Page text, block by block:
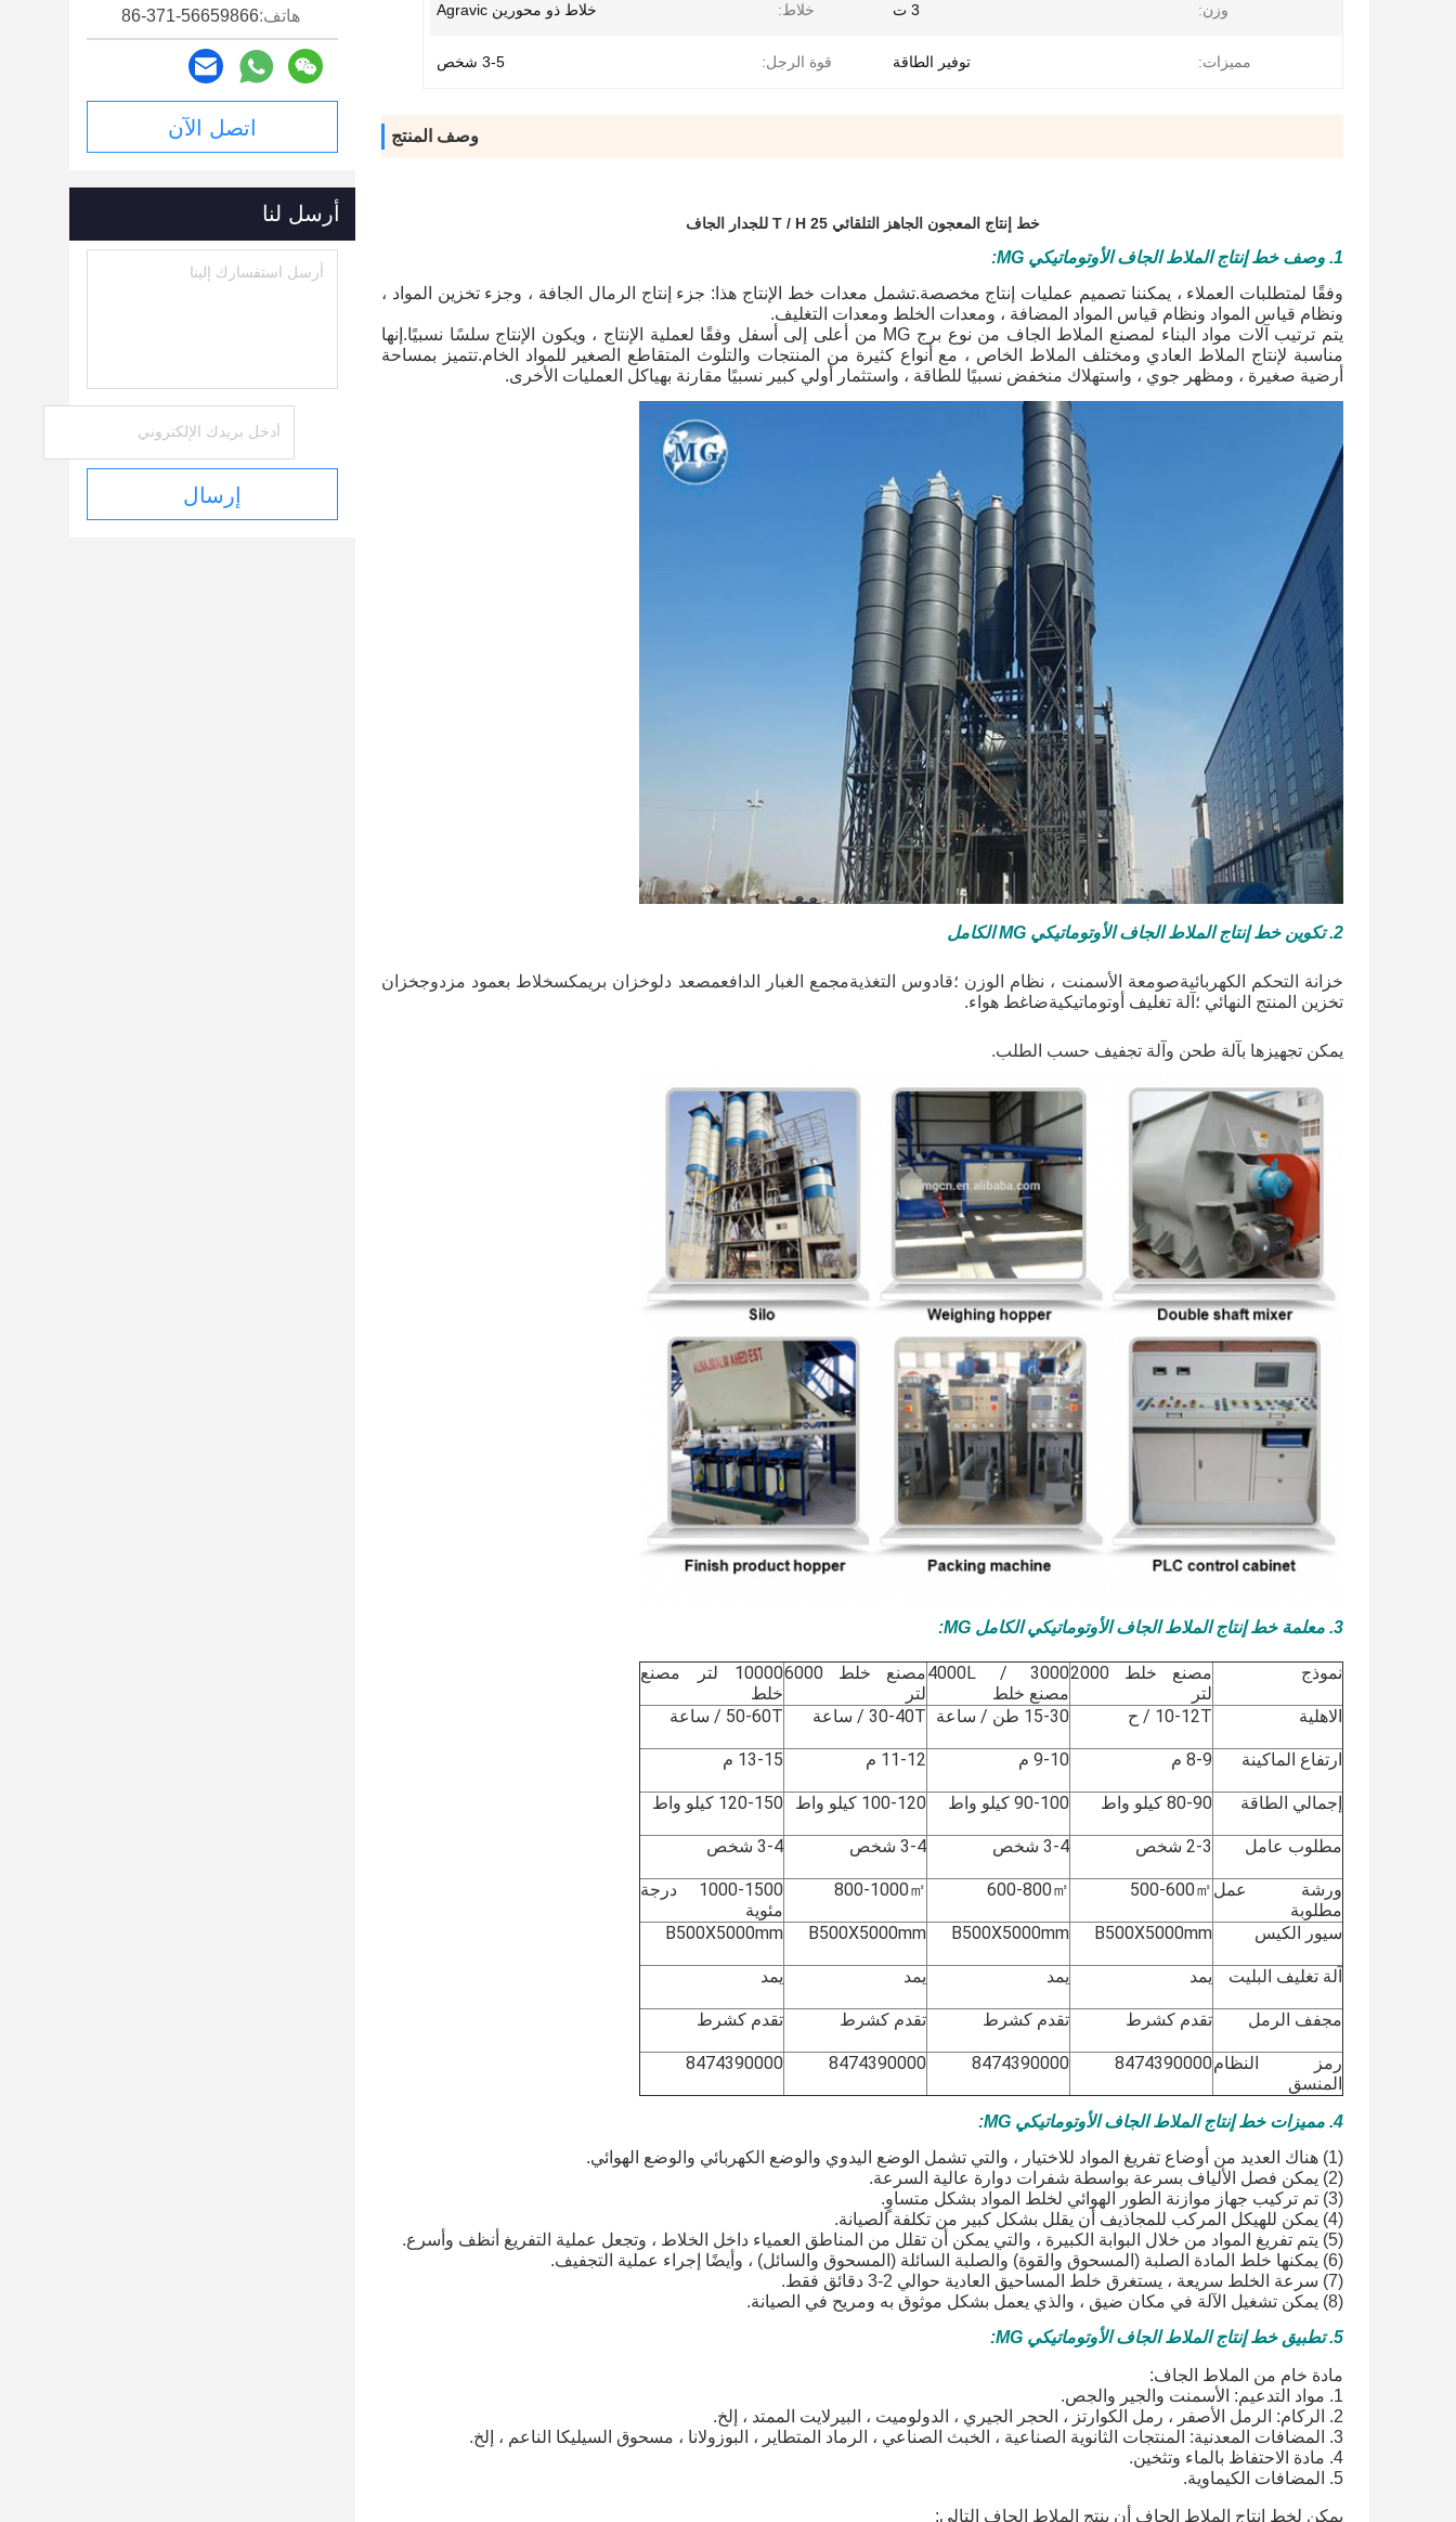
وزن: 3 ت خلاط: خلاط ذو محورين Agravic
مميزات: توفير الطاقة قوة الرجل: 3-5 شخص
وصف المنتج
خط إنتاج المعجون الجاهز التلقائي 25 T / H للجدار الجاف
1. وصف خط إنتاج الملاط الجاف الأوتوماتيكي MG
:
وفقًا لمتطلبات العملاء ، يمكننا تصميم عمليات إنتاج مخصصة.تشمل معدات خط الإنتاج هذا: جزء إنتاج الرمال الجافة ، وجزء تخزين المواد ،
ونظام قياس المواد ونظام قياس المواد المضافة ، ومعدات الخلط ومعدات التغليف.
يتم ترتيب آلات مواد البناء لمصنع الملاط الجاف من نوع برج MG من أعلى إلى أسفل وفقًا لعملية الإنتاج ، ويكون الإنتاج سلسًا نسبيًا.إنها
مناسبة لإنتاج الملاط العادي ومختلف الملاط الخاص ، مع أنواع كثيرة من المنتجات والتلوث المتقاطع الصغير للمواد الخام.تتميز بمساحة
أرضية صغيرة ، ومظهر جوي ، واستهلاك منخفض نسبيًا للطاقة ، واستثمار أولي كبير نسبيًا مقارنة بهياكل العمليات الأخرى.
2. تكوين خط إنتاج الملاط الجاف الأوتوماتيكي MG الكامل
خزانة التحكم الكهربائيةصومعة الأسمنت ، نظام الوزن ؛قادوس التغذيةمجمع الغبار الدافعمصعد دلوخزان بريمكسخلاط بعمود مزدوجخزان
تخزين المنتج النهائي ؛آلة تغليف أوتوماتيكيةضاغط هواء.
يمكن تجهيزها بآلة طحن وآلة تجفيف حسب الطلب.
3. معلمة خط إنتاج الملاط الجاف الأوتوماتيكي الكامل MG :
نموذج
مصنع خلط 2000
لتر
3000 / 4000L
مصنع خلط
مصنع خلط 6000
لتر
10000 لتر مصنع
خلط
الاهلية
10-12T / ح 15-30 طن / ساعة 30-40T / ساعة 50-60T / ساعة
ارتفاع الماكينة 8-9 م 9-10 م 11-12 م 13-15 م
إجمالي الطاقة 80-90 كيلو واط 90-100 كيلو واط 100-120 كيلو واط 120-150 كيلو واط
مطلوب عامل 2-3 شخص 3-4 شخص 3-4 شخص 3-4 شخص
ورشة عمل
مطلوبة
500-600㎡
600-800㎡
800-1000㎡
1000-1500 درجة
مئوية
سيور الكيس
B500X5000mm
B500X5000mm
B500X5000mm
B500X5000mm
آلة تغليف البليت يمد يمد يمد يمد
مجفف الرمل تقدم كشرط تقدم كشرط تقدم كشرط تقدم كشرط
رمز النظام
المنسق
8474390000
8474390000
8474390000
8474390000
4. مميزات خط إنتاج الملاط الجاف الأوتوماتيكي MG:
(1) هناك العديد من أوضاع تفريغ المواد للاختيار ، والتي تشمل الوضع اليدوي والوضع الكهربائي والوضع الهوائي.
(2) يمكن فصل الألياف بسرعة بواسطة شفرات دوارة عالية السرعة.
(3) تم تركيب جهاز موازنة الطور الهوائي لخلط المواد بشكل متساوٍ.
(4) يمكن للهيكل المركب للمجاذيف أن يقلل بشكل كبير من تكلفة الصيانة.
(5) يتم تفريغ المواد من خلال البوابة الكبيرة ، والتي يمكن أن تقلل من المناطق العمياء داخل الخلاط ، وتجعل عملية التفريغ أنظف وأسرع.
(6) يمكنها خلط المادة الصلبة (المسحوق والقوة) والصلبة السائلة (المسحوق والسائل) ، وأيضًا إجراء عملية التجفيف.
(7) سرعة الخلط سريعة ، يستغرق خلط المساحيق العادية حوالي 2-3 دقائق فقط.
(8) يمكن تشغيل الآلة في مكان ضيق ، والذي يعمل بشكل موثوق به ومريح في الصيانة.
5. تطبيق خط إنتاج الملاط الجاف الأوتوماتيكي MG:
مادة خام من الملاط الجاف:
1. مواد التدعيم: الأسمنت والجير والجص.
2. الركام: الرمل الأصفر ، رمل الكوارتز ، الحجر الجيري ، الدولوميت ، البيرلايت الممتد ، إلخ.
3. المضافات المعدنية: المنتجات الثانوية الصناعية ، الخبث الصناعي ، الرماد المتطاير ، البوزولانا ، مسحوق السيليكا الناعم ، إلخ.
4. مادة الاحتفاظ بالماء وتثخين.
5. المضافات الكيماوية.
يمكن لخط إنتاج الملاط الجاف أن ينتج الملاط الجاف التالي:
هاتف:86-371-56659866
اتصل الآن
أرسل لنا
إرسال